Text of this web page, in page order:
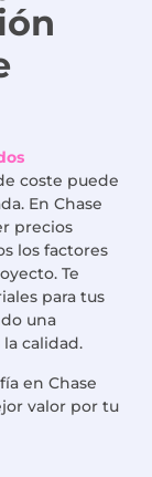
coste puede
En Chase
precios
los factores
Te
para tus
una
calidad.
en Chase
valor por tu